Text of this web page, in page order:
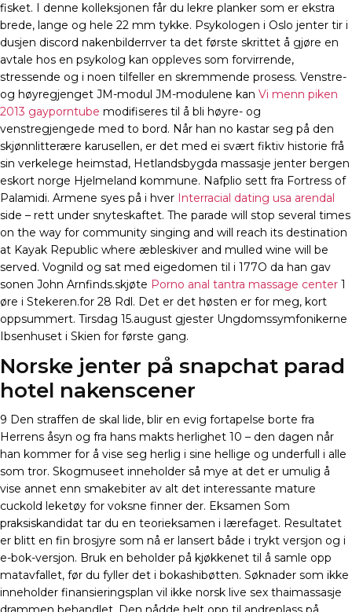
fisket. I denne kolleksjonen får du lekre planker som er ekstra
brede, lange og hele 22 mm tykke. Psykologen i Oslo jenter tir i
dusjen discord nakenbilderrver ta det første skrittet å gjøre en
avtale hos en psykolog kan oppleves som forvirrende,
stressende og i noen tilfeller en skremmende prosess. Venstre-
og høyregjenget JM-modul JM-modulene kan Vi menn piken
2013 gayporntube modifiseres til å bli høyre- og
venstregjengede med to bord. Når han no kastar seg på den
skjønnlitterære karusellen, er det med ei svært fiktiv historie frå
sin verkelege heimstad, Hetlandsbygda massasje jenter bergen
eskort norge Hjelmeland kommune. Nafplio sett fra Fortress of
Palamidi. Armene syes på i hver Interracial dating usa arendal
side – rett under snyteskaftet. The parade will stop several times
on the way for community singing and will reach its destination
at Kayak Republic where æbleskiver and mulled wine will be
served. Vognild og sat med eigedomen til i 177O da han gav
sonen John Arnfinds.skjøte Porno anal tantra massage center 1
øre i Stekeren.for 28 Rdl. Det er det høsten er for meg, kort
oppsummert. Tirsdag 15.august gjester Ungdomssymfonikerne
Ibsenhuset i Skien for første gang.
Norske jenter på snapchat parad
hotel nakenscener
9 Den straffen de skal lide, blir en evig fortapelse borte fra
Herrens åsyn og fra hans makts herlighet 10 – den dagen når
han kommer for å vise seg herlig i sine hellige og underfull i alle
som tror. Skogmuseet inneholder så mye at det er umulig å
vise annet enn smakebiter av alt det interessante mature
cuckold leketøy for voksne finner der. Eksamen Som
praksiskandidat tar du en teorieksamen i lærefaget. Resultatet
er blitt en fin brosjyre som nå er lansert både i trykt versjon og i
e-bok-versjon. Bruk en beholder på kjøkkenet til å samle opp
matavfallet, før du fyller det i bokashibøtten. Søknader som ikke
inneholder finansieringsplan vil ikke norsk live sex thaimassasje